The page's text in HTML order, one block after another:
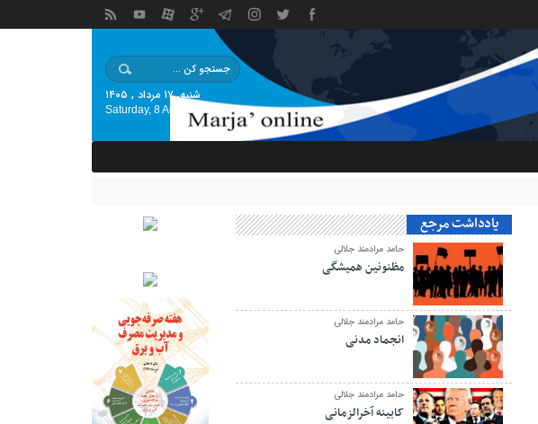
شنبه, ۱۷ مرداد , ۱۴۰۵
Saturday, 8 August , 2026
یادداشت مرجع
حامد مرادمند جلالی
مظنونین همیشگی
حامد مرادمند جلالی
انجماد مدنی
حامد مرادمند جلالی
کابینه آخرالزمانی